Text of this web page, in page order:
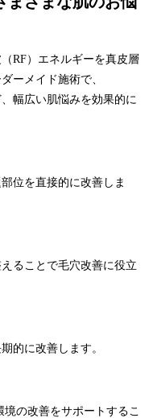
RF）エネルギーを真皮層
ーメイド施術で、
幅広い肌悩みを効果的に
位を直接的に改善しま
ることで毛穴改善に役立
的に改善します。
の改善をサポートするこ